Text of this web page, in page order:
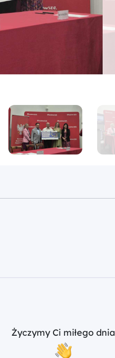
Życzymy Ci miłego